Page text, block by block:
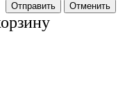
Отменить